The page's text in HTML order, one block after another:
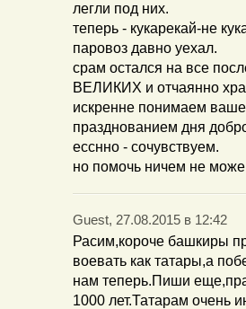
легли под них.
теперь - кукарекай-не
паровоз давно уехал.
срам остался на все
ВЕЛИКИХ и отчаянно
искренне понимаем
празднованием дня
есснно - сочувствуем.
но помочь ничем не
Guest, 27.08.2015 в 12:42
Расим,короче башкиры
воевать как татары,а
нам теперь.Пиши
1000 лет.Татарам очень